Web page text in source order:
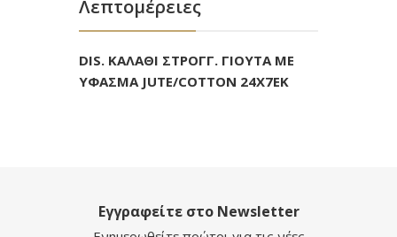
Λεπτομέρειες
DIS. ΚΑΛΑΘΙ ΣΤΡΟΓΓ. ΓΙΟΥΤΑ ΜΕ
ΥΦΑΣΜΑ JUTE/COTTON 24X7EK
Εγγραφείτε στο Newsletter